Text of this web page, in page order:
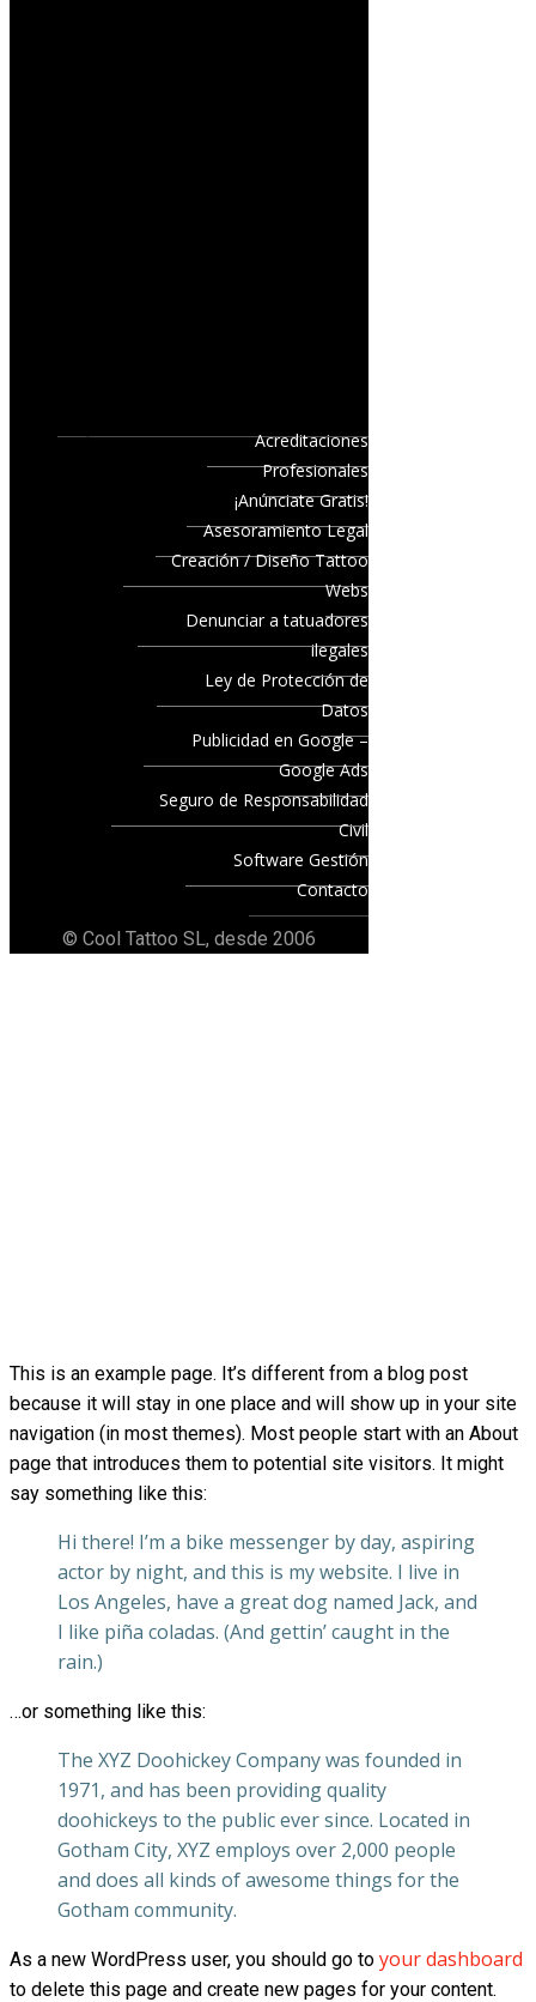
Acreditaciones
Profesionales
¡Anúnciate Gratis!
Asesoramiento Legal
Creación / Diseño Tattoo
Webs
Denunciar a tatuadores
ilegales
Ley de Protección de
Datos
Publicidad en Google –
Google Ads
Seguro de Responsabilidad
Civil
Software Gestión
Contacto
© Cool Tattoo SL, desde 2006
This is an example page. It’s different from a blog post
because it will stay in one place and will show up in your site
navigation (in most themes). Most people start with an About
page that introduces them to potential site visitors. It might
say something like this:
Hi there! I’m a bike messenger by day, aspiring
actor by night, and this is my website. I live in
Los Angeles, have a great dog named Jack, and
I like piña coladas. (And gettin’ caught in the
rain.)
…or something like this:
The XYZ Doohickey Company was founded in
1971, and has been providing quality
doohickeys to the public ever since. Located in
Gotham City, XYZ employs over 2,000 people
and does all kinds of awesome things for the
Gotham community.
As a new WordPress user, you should go to your dashboard
to delete this page and create new pages for your content.